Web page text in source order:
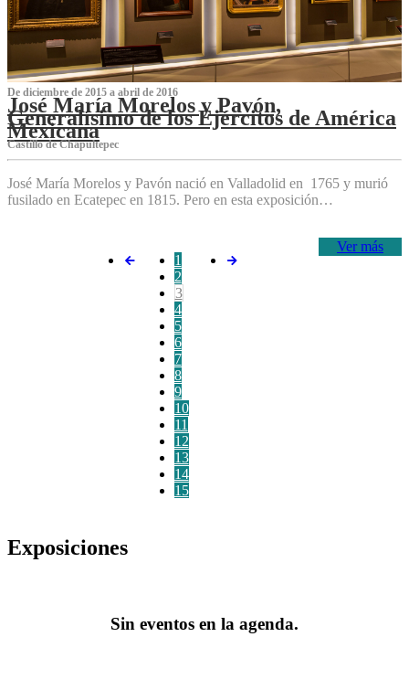
De diciembre de 2015 a abril de 2016
José María Morelos y Pavón,
Generalísimo de los Ejércitos de América
Mexicana
C‌astillo de Chapultepec
José María Morelos y Pavón nació en Valladolid en 1765 y murió
fusilado en Ecatepec en 1815. Pero en esta exposición…
Ver más
1
2
3
4
5
6
7
8
9
10
11
12
13
14
15
Exposiciones
Sin eventos en la agenda.